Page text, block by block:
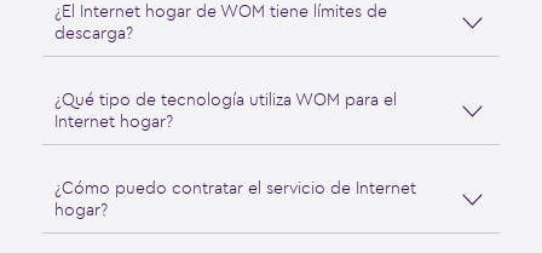
¿El Internet hogar de WOM tiene límites de
descarga?
¿Qué tipo de tecnología utiliza WOM para el
Internet hogar?
¿Cómo puedo contratar el servicio de Internet
hogar?